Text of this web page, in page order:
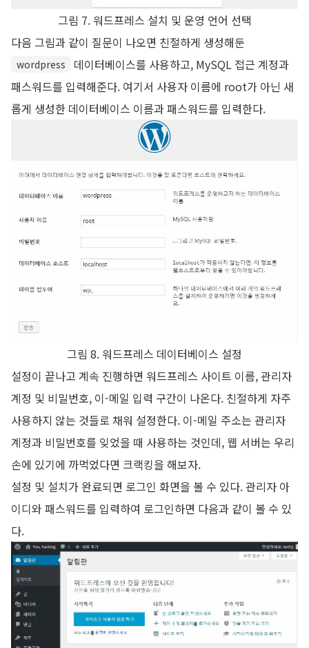
그림 7. 워드프레스 설치 및 운영 언어 선택
다음 그림과 같이 질문이 나오면 친절하게 생성해둔
wordpress
데이터베이스를 사용하고, MySQL 접근 계정과
패스워드를 입력해준다. 여기서 사용자 이름에 root가 아닌 새
롭게 생성한 데이터베이스 이름과 패스워드를 입력한다.
그림 8. 워드프레스 데이터베이스 설정
설정이 끝나고 계속 진행하면 워드프레스 사이트 이름, 관리자
계정 및 비밀번호, 이-메일 입력 구간이 나온다. 친절하게 자주
사용하지 않는 것들로 채워 설정한다. 이-메일 주소는 관리자
계정과 비밀번호를 잊었을 때 사용하는 것인데, 웹 서버는 우리
손에 있기에 까먹었다면 크랙킹을 해보자.
설정 및 설치가 완료되면 로그인 화면을 볼 수 있다. 관리자 아
이디와 패스워드를 입력하여 로그인하면 다음과 같이 볼 수 있
다.